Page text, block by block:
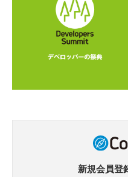
新規会員登